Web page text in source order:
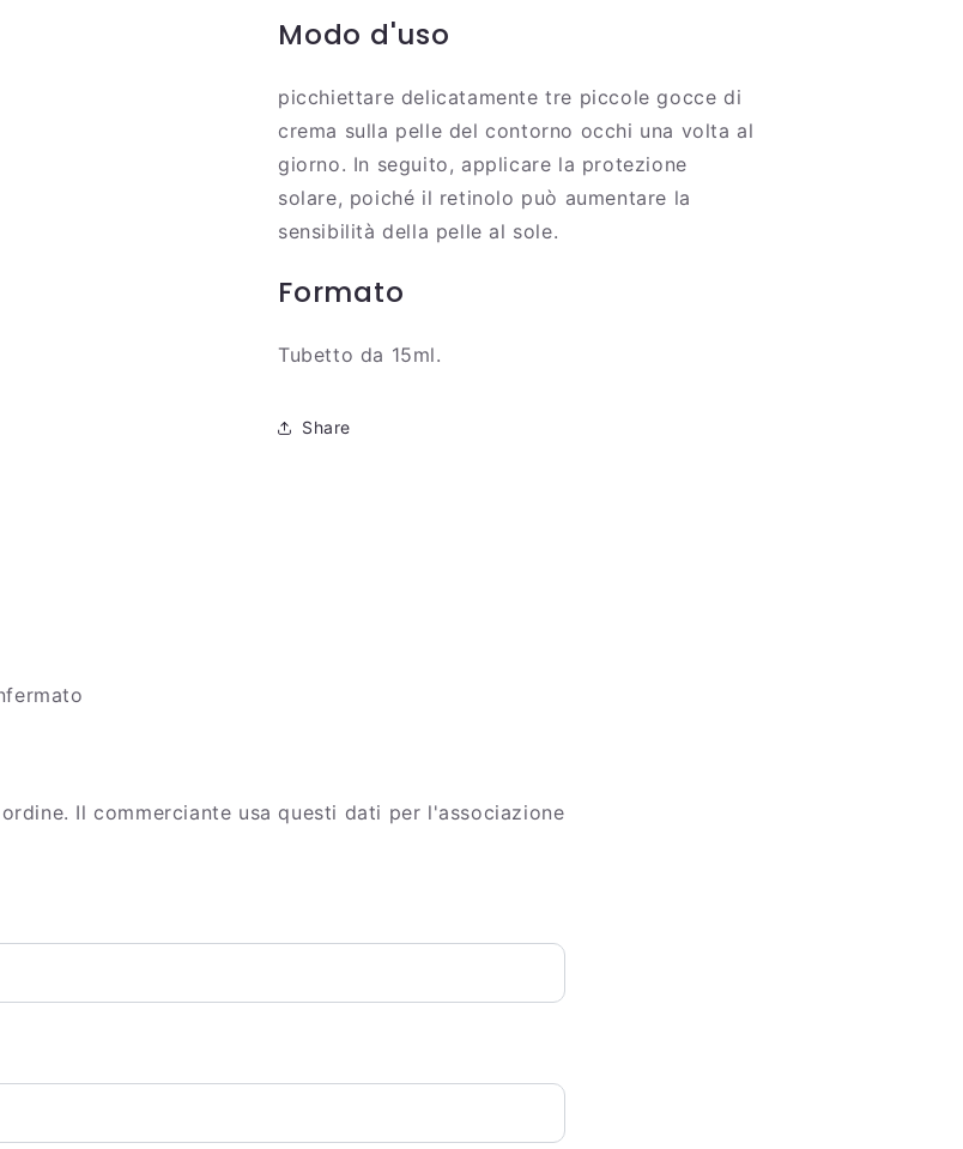
Modo d'uso
picchiettare delicatamente tre piccole gocce di
crema sulla pelle del contorno occhi una volta al
giorno. In seguito, applicare la protezione
solare, poiché il retinolo può aumentare la
sensibilità della pelle al sole.
Formato
Tubetto da 15ml.
Share